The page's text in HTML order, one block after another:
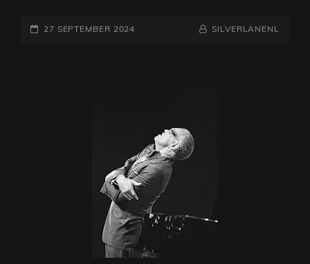
VAN
GEPLAATST
27 SEPTEMBER 2024 NAAMREGEL
BYLINE
SILVERLANENL